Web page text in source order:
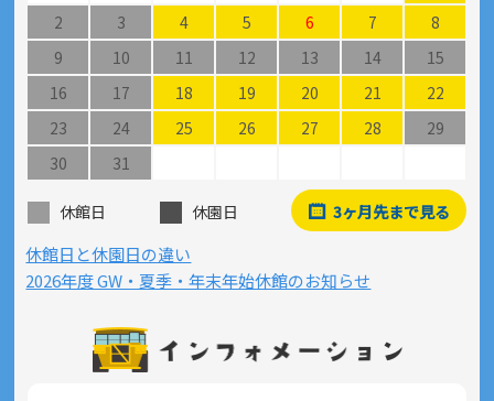
2
3 4 5 6 7
8
9
10 11 12 13 14
15
16
17 18 19 20 21
22
23
24 25 26 27 28
29
30
31
休館日 休園日 3ヶ月先まで見る
休館日と休園日の違い
2026年度 GW・夏季・年末年始休館のお知らせ